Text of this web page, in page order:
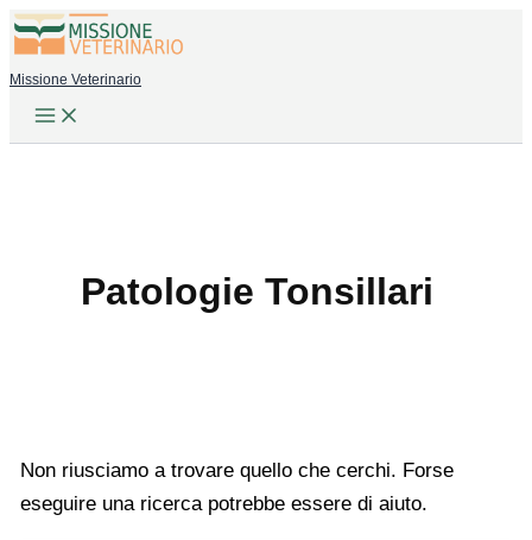
Vai
al
contenuto
Missione Veterinario
Patologie Tonsillari
Non riusciamo a trovare quello che cerchi. Forse
eseguire una ricerca potrebbe essere di aiuto.